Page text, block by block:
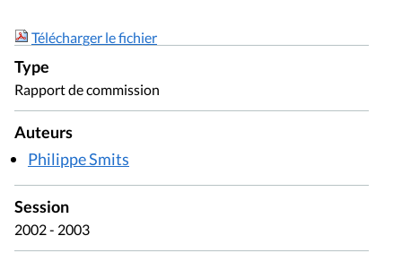
Télécharger le fichier
Type
Rapport de commission
Auteurs
Philippe Smits
Session
2002 - 2003